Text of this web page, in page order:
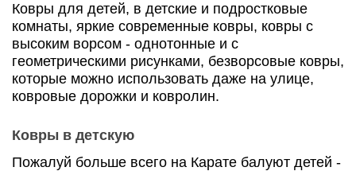
Ковры для детей, в детские и подростковые
комнаты, яркие современные ковры, ковры с
высоким ворсом - однотонные и с
геометрическими рисунками, безворсовые ковры,
которые можно использовать даже на улице,
ковровые дорожки и ковролин.
Ковры в детскую
Пожалуй больше всего на Карате балуют детей -